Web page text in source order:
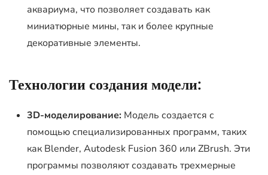
аквариума, что позволяет создавать как
миниатюрные мины, так и более крупные
декоративные элементы.
Технологии создания модели:
3D-моделирование: Модель создается с
помощью специализированных программ, таких
как Blender, Autodesk Fusion 360 или ZBrush. Эти
программы позволяют создавать трехмерные